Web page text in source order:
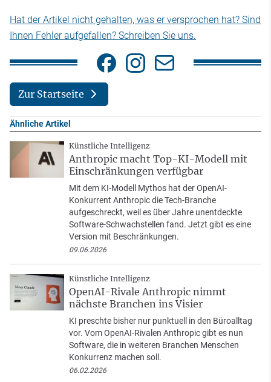
Hat der Artikel nicht gehalten, was er versprochen hat? Sind
Ihnen Fehler aufgefallen? Schreiben Sie uns.
Zur Startseite
Ähnliche Artikel
Künstliche Intelligenz
Anthropic macht Top-KI-Modell mit
Einschränkungen verfügbar
Mit dem KI-Modell Mythos hat der OpenAI-
Konkurrent Anthropic die Tech-Branche
aufgeschreckt, weil es über Jahre unentdeckte
Software-Schwachstellen fand. Jetzt gibt es eine
Version mit Beschränkungen.
09.06.2026
Künstliche Intelligenz
OpenAI-Rivale Anthropic nimmt
nächste Branchen ins Visier
KI preschte bisher nur punktuell in den Büroalltag
vor. Vom OpenAI-Rivalen Anthropic gibt es nun
Software, die in weiteren Branchen Menschen
Konkurrenz machen soll.
06.02.2026